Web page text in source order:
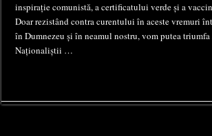
inspirație comunistă, a certificatului verde și a
Doar rezistând contra curentului în aceste vremuri
în Dumnezeu și în neamul nostru, vom putea
Naționaliștii …